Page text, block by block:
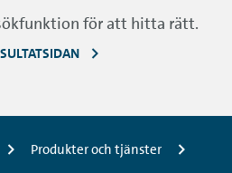
för att hitta rätt.
Produkter och tjänster